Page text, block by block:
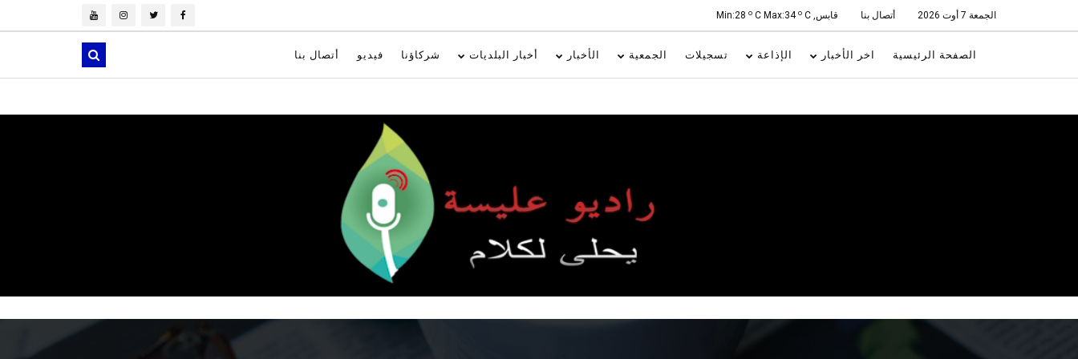
الجمعة 7 أوت 2026 أتصال بنا قابس, Min:28 o C Max:34 o C
الصفحة الرئيسية اخر الأخبار الإذاعة تسجيلات الجمعية الأخبار أخبار البلديات شركاؤنا فيديو أتصال بنا